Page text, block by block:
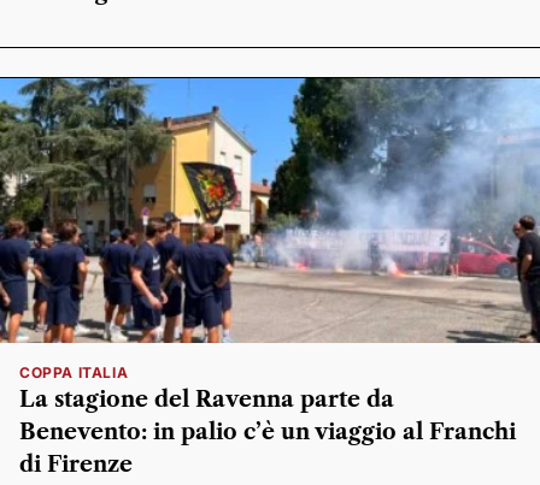
COPPA ITALIA
La stagione del Ravenna parte da
Benevento: in palio c’è un viaggio al Franchi
di Firenze